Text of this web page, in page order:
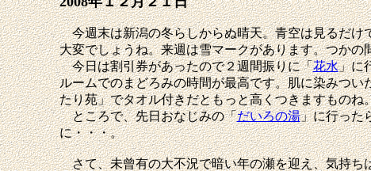
今週末は新潟の冬らしからぬ晴天。青空は見るだけ
大変でしょうね。来週は雪マークがあります。つかの
今日は割引券があったので２週間振りに「花水」に
ルームでのまどろみの時間が最高です。肌に染みつ
たり苑」でタオル付きだともっと高くつきますものね
ところで、先日おなじみの「だいろの湯」に行った
に・・・。
さて、未曾有の大不況で暗い年の瀬を迎え、気持ち